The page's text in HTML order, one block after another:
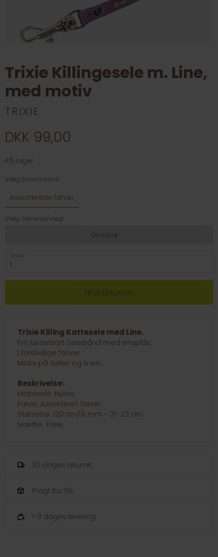
Trixie Killingesele m. Line,
med motiv
TRIXIE
DKK 99,00
På lager
Vælg farve/variant:
Assorterede farver
Vælg størrelse/vægt:
Onesize
Antal
Trixie Killing Kattesele med Line.
Frit justerbart Selebånd med snaplås.
I forskellige farver
Motiv på Selen og linen.
Beskrivelse:
Materiale: Nylon.
Farve: Assorteret farver.
Størrelse: 120 cm/8 mm - 21-33 cm.
Mærke: Trixie.
30 dages returret
Fragt fra 39,-
1-3 dages levering